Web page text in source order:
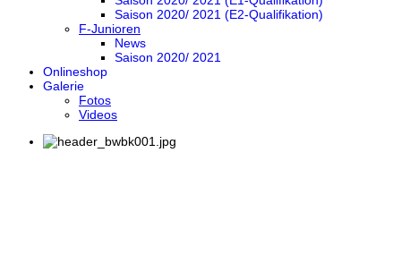
Saison 2020/ 2021 (E2-Qualifikation)
F-Junioren
News
Saison 2020/ 2021
Onlineshop
Galerie
Fotos
Videos